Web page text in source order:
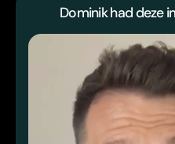
Dominik had deze